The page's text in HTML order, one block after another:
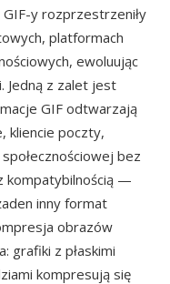
y rozprzestrzeniły
platformach
ewoluując
Jedną z zalet jest
GIF odtwarzają
kliencie poczty,
bez
kompatybilnością —
inny format
obrazów
grafiki z płaskimi
kompresują się